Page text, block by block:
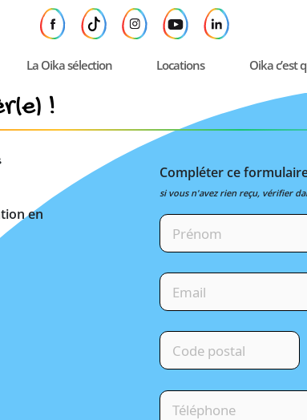
La Oika sélection Locations Oika c’est
!
en
Compléter ce
si vous n'avez rien reçu, vérifier